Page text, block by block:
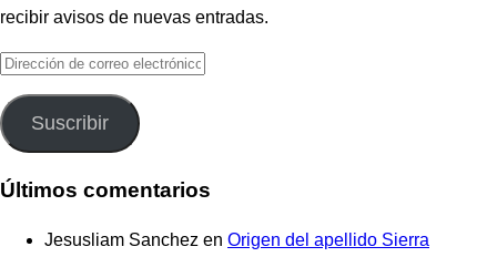
recibir avisos de nuevas entradas.
Dirección
correo
electrónico
Suscribir
Últimos comentarios
Jesusliam Sanchez en Origen del apellido Sierra